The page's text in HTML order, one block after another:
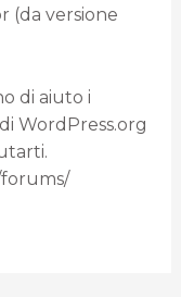
(da versione
di aiuto i
WordPress.org